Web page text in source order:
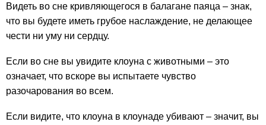
Видеть во сне кривляющегося в балагане паяца – знак,
что вы будете иметь грубое наслаждение, не делающее
чести ни уму ни сердцу.
Если во сне вы увидите клоуна с животными – это
означает, что вскоре вы испытаете чувство
разочарования во всем.
Если видите, что клоуна в клоунаде убивают – значит, вы